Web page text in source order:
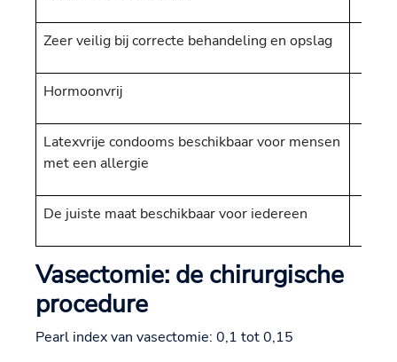
Zeer veilig bij correcte behandeling en opslag
Hormoonvrij
Latexvrije condooms beschikbaar voor mensen
met een allergie
De juiste maat beschikbaar voor iedereen
Vasectomie: de chirurgische
procedure
Pearl index van vasectomie: 0,1 tot 0,15